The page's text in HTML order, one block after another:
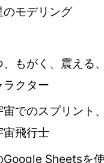
モデリング
もがく、震える
ラクター
でのスプリント
宙飛行士
Sheetsを